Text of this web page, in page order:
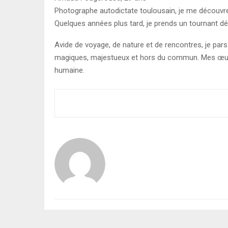
Photographe autodictate toulousain, je me
Quelques années plus tard, je prends un tournant
Avide de voyage, de nature et de rencontres, je
magiques, majestueux et hors du commun. Mes
humaine.